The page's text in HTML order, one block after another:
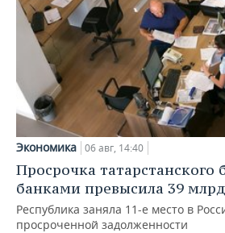
Экономика 06 авг, 14:40
Просрочка татарстанского
банками превысила 39
Республика заняла 11-е место в
просроченной задолженности